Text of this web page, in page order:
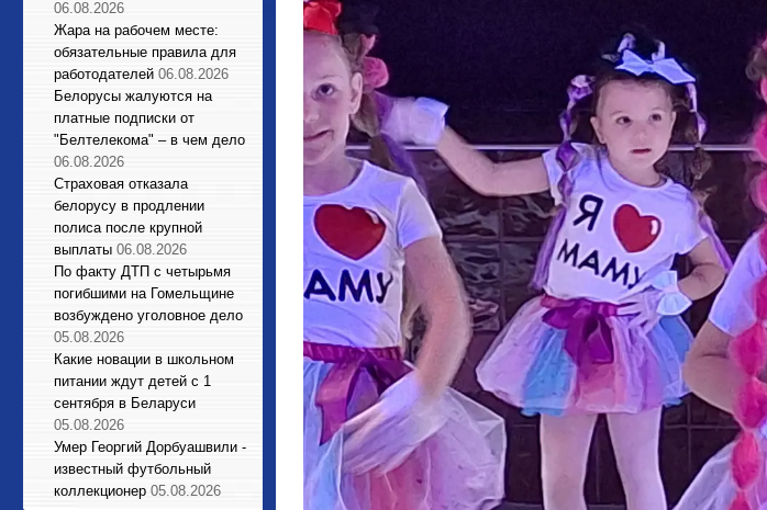
06.08.2026
Жара на рабочем месте:
обязательные правила для
работодателей 06.08.2026
Белорусы жалуются на
платные подписки от
"Белтелекома" – в чем дело
06.08.2026
Страховая отказала
белорусу в продлении
полиса после крупной
выплаты 06.08.2026
По факту ДТП с четырьмя
погибшими на Гомельщине
возбуждено уголовное дело
05.08.2026
Какие новации в школьном
питании ждут детей с 1
сентября в Беларуси
05.08.2026
Умер Георгий Дорбуашвили -
известный футбольный
коллекционер 05.08.2026